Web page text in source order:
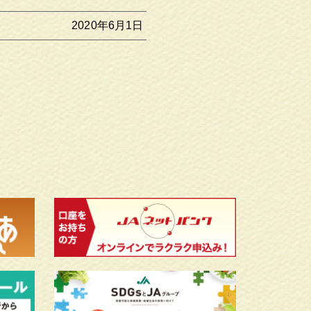
2020年6月1日